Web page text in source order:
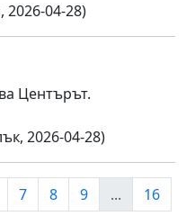
2026-04-28)
Центърът.
2026-04-28)
7 8 9 ...
16